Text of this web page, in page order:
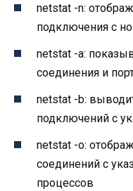
netstat -n:
подключения с
netstat -a:
соединения и
netstat -b:
подключений с
netstat -o:
соединений с
процессов